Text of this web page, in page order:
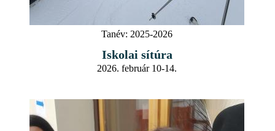
Tanév: 2025-2026
Iskolai sítúra
2026. február 10-14.